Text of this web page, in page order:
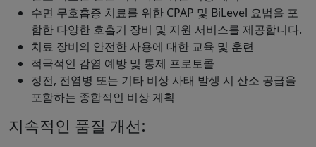
수면 무호흡증 치료를 위한 CPAP 및 BiLevel 요법을 포
함한 다양한 호흡기 장비 및 지원 서비스를 제공합니다.
치료 장비의 안전한 사용에 대한 교육 및 훈련
적극적인 감염 예방 및 통제 프로토콜
정전, 전염병 또는 기타 비상 사태 발생 시 산소 공급을
포함하는 종합적인 비상 계획
지속적인 품질 개선: